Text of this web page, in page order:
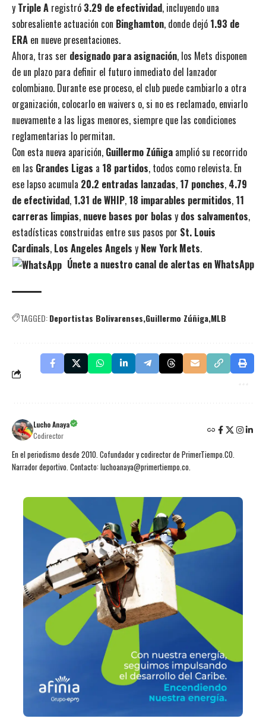
y Triple A registró 3.29 de efectividad, incluyendo una
sobresaliente actuación con Binghamton, donde dejó 1.93 de
ERA en nueve presentaciones.
Ahora, tras ser designado para asignación, los Mets disponen
de un plazo para definir el futuro inmediato del lanzador
colombiano. Durante ese proceso, el club puede cambiarlo a otra
organización, colocarlo en waivers o, si no es reclamado, enviarlo
nuevamente a las ligas menores, siempre que las condiciones
reglamentarias lo permitan.
Con esta nueva aparición, Guillermo Zúñiga amplió su recorrido
en las Grandes Ligas a 18 partidos, todos como relevista. En
ese lapso acumula 20.2 entradas lanzadas, 17 ponches, 4.79
de efectividad, 1.31 de WHIP, 18 imparables permitidos, 11
carreras limpias, nueve bases por bolas y dos salvamentos,
estadísticas construidas entre sus pasos por St. Louis
Cardinals, Los Angeles Angels y New York Mets.
Únete a nuestro canal de alertas en WhatsApp
TAGGED:Deportistas Bolivarenses Guillermo Zúñiga MLB
Lucho Anaya
Codirector
En el periodismo desde 2010. Cofundador y codirector de PrimerTiempo.CO.
Narrador deportivo. Contacto: luchoanaya@primertiempo.co.